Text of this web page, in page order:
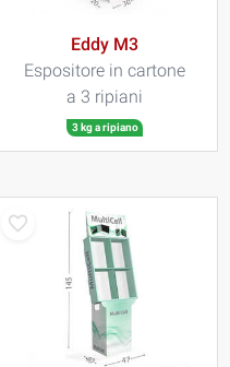
Eddy M3
Espositore in cartone
a 3 ripiani
3 kg a ripiano